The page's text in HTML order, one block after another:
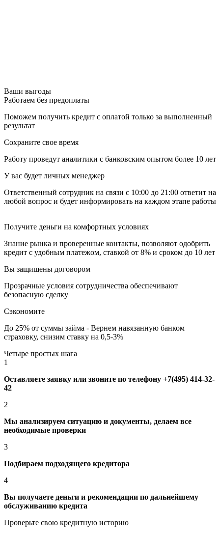
Ваши выгоды
Работаем без предоплаты
Поможем получить кредит с оплатой только за выполненный
результат
Сохраните свое время
Работу проведут аналитики с банковским опытом более 10 лет
У вас будет личных менеджер
Ответственный сотрудник на связи с 10:00 до 21:00 ответит на
любой вопрос и будет информировать на каждом этапе работы
Получите деньги на комфортных условиях
Знание рынка и проверенные контакты, позволяют одобрить
кредит с удобным платежом, ставкой от 8% и сроком до 10 лет
Вы защищены договором
Прозрачные условия сотрудничества обеспечивают
безопасную сделку
Сэкономите
До 25% от суммы займа - Вернем навязанную банком
страховку, снизим ставку на 0,5-3%
Четыре простых шага
1
Оставляете заявку или звоните по телефону +7(495) 414-32-
42
2
Мы анализируем ситуацию и документы, делаем все
необходимые проверки
3
Подбираем подходящего кредитора
4
Вы получаете деньги и рекомендации по дальнейшему
обслуживанию кредита
Проверьте свою кредитную историю